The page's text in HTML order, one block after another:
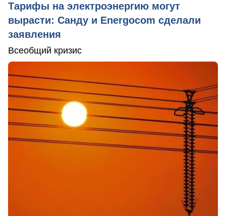
Тарифы на электроэнергию могут
вырасти: Санду и Energocom сделали
заявления
Всеобщий кризис